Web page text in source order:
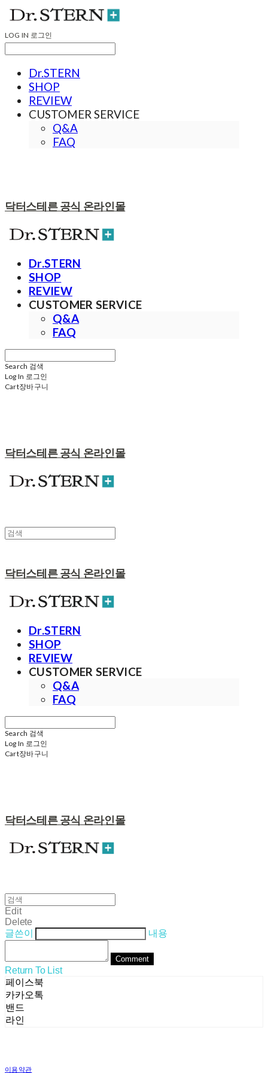
LOG IN 로그인
Dr.STERN
SHOP
REVIEW
CUSTOMER SERVICE
Q&A
FAQ
닥터스테른 공식 온라인몰
Dr.STERN
SHOP
REVIEW
CUSTOMER SERVICE
Q&A
FAQ
Search 검색
Log In 로그인
Cart장바구니
닥터스테른 공식 온라인몰
닥터스테른 공식 온라인몰
Dr.STERN
SHOP
REVIEW
CUSTOMER SERVICE
Q&A
FAQ
Search 검색
Log In 로그인
Cart장바구니
닥터스테른 공식 온라인몰
Edit
Delete
글쓴이
내용
Comment
Return To List
페이스북
카카오톡
밴드
라인
이용약관